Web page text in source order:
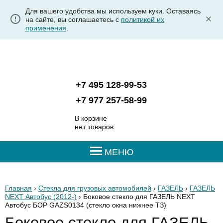
Для вашего удобства мы используем куки. Оставаясь
на сайте, вы соглашаетесь с политикой их
применения
+7 495 128-99-53
+7 977 257-58-99
В корзине
нет товаров
МЕНЮ
Главная › Стекла для грузовых автомобилей › ГАЗЕЛЬ › ГАЗЕЛЬ
NEXT Автобус (2012-) › Боковое стекло для ГАЗЕЛЬ NEXT
Автобус БОР GAZS0134 (стекло окна нижнее ТЗ)